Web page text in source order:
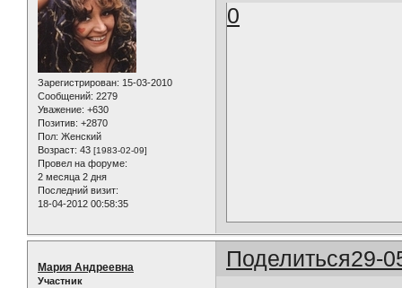
Зарегистрирован: 15-03-2010
Сообщений: 2279
Уважение: +630
Позитив: +2870
Пол: Женский
Возраст: 43 [1983-02-09]
Провел на форуме:
2 месяца 2 дня
Последний визит:
18-04-2012 00:58:35
0
Поделиться29-
Мария Андреевна
Участник